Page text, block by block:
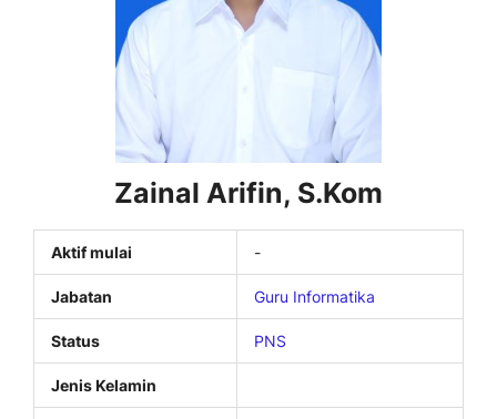
Zainal Arifin, S.Kom
Aktif mulai -
Jabatan Guru Informatika
Status PNS
Jenis Kelamin